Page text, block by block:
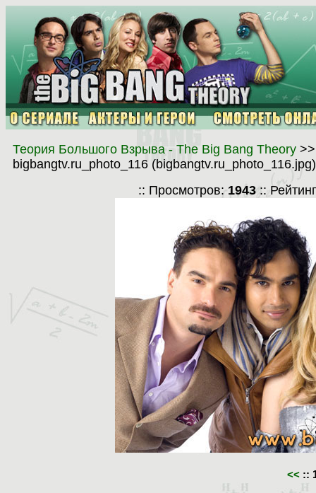
Теория Большого Взрыва - The Big Bang Theory
bigbangtv.ru_photo_116
:: Просмотров:1943::
<< ::